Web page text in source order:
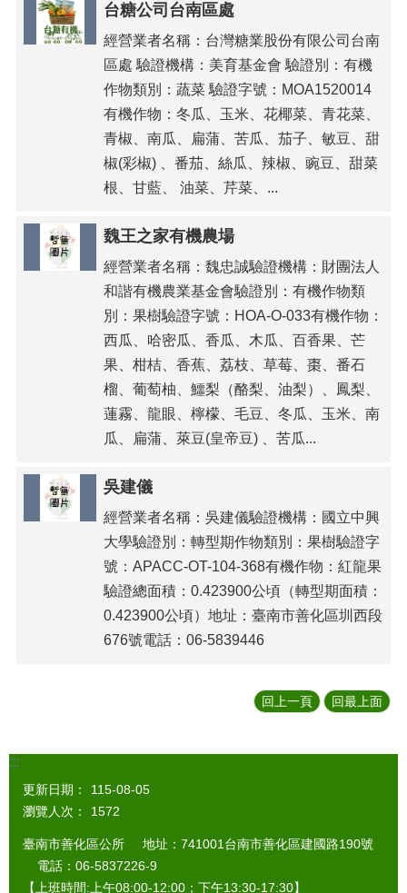
台糖公司台南區處
經營業者名稱：台灣糖業股份有限公司台南
區處 驗證機構：美育基金會 驗證別：有機
作物類別：蔬菜 驗證字號：MOA1520014
有機作物：冬瓜、玉米、花椰菜、青花菜、
青椒、南瓜、扁蒲、苦瓜、茄子、敏豆、甜
椒(彩椒) 、番茄、絲瓜、辣椒、豌豆、甜菜
根、甘藍、 油菜、芹菜、...
魏王之家有機農場
經營業者名稱：魏忠誠驗證機構：財團法人
和諧有機農業基金會驗證別：有機作物類
別：果樹驗證字號：HOA-O-033有機作物：
西瓜、哈密瓜、香瓜、木瓜、百香果、芒
果、柑桔、香蕉、荔枝、草莓、棗、番石
榴、葡萄柚、鱷梨（酪梨、油梨）、鳳梨、
蓮霧、龍眼、檸檬、毛豆、冬瓜、玉米、南
瓜、扁蒲、萊豆(皇帝豆) 、苦瓜...
吳建儀
經營業者名稱：吳建儀驗證機構：國立中興
大學驗證別：轉型期作物類別：果樹驗證字
號：APACC-OT-104-368有機作物：紅龍果
驗證總面積：0.423900公頃（轉型期面積：
0.423900公頃）地址：臺南市善化區圳西段
676號電話：06-5839446
回上一頁 回最上面
:::
更新日期：
115-08-05
瀏覽人次：
1572
臺南市善化區公所 地址：741001台南市善化區建國路190號
電話：06-5837226-9
【上班時間:上午08:00-12:00；下午13:30-17:30】